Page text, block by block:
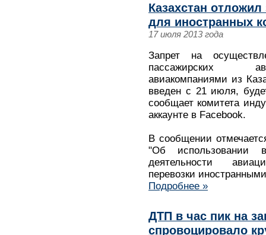
Казахстан
для иностранных
17 июля 2013 года
Запрет на
пассажирских
авиакомпаниями из
введен с 21 июля,
сообщает комитета
аккаунте в Facebook.
В сообщении
"Об использовании
деятельности
перевозки
Подробнее »
ДТП в час пик на
спровоцировало